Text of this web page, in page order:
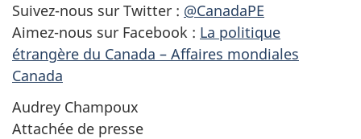
Suivez-nous sur Twitter : @CanadaPE
Aimez-nous sur Facebook : La politique
étrangère du Canada – Affaires mondiales
Canada
Audrey Champoux
Attachée de presse